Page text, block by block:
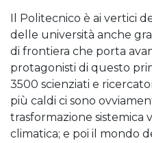
Il Politecnico è ai vertici
delle università anche
di frontiera che porta
protagonisti di questo
3500 scienziati e
più caldi ci sono
trasformazione sistemica
climatica; e poi il mondo